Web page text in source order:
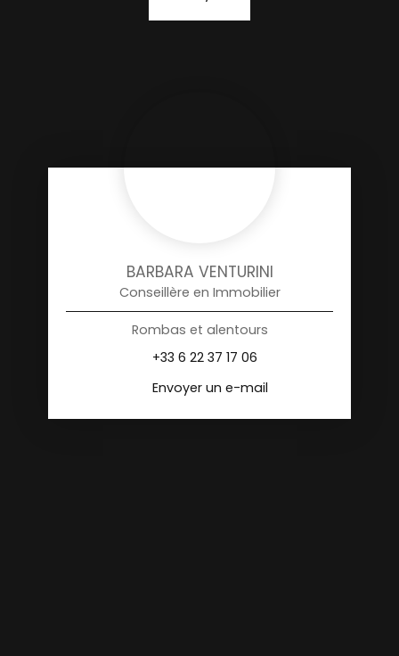
BARBARA VENTURINI
Conseillère en Immobilier
Rombas et alentours
+33 6 22 37 17 06
Envoyer un e-mail